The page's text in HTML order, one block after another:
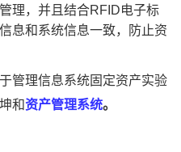
理，并且结合RFID电子标
息和系统信息一致，防止资
管理信息系统固定资产实验
和资产管理系统。